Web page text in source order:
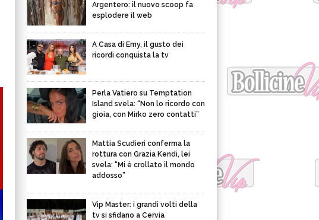
Argentero: il nuovo scoop fa
esplodere il web
A Casa di Emy, il gusto dei
ricordi conquista la tv
Perla Vatiero su Temptation
Island svela: “Non lo ricordo con
gioia, con Mirko zero contatti”
Mattia Scudieri conferma la
rottura con Grazia Kendi, lei
svela: “Mi è crollato il mondo
addosso”
Vip Master: i grandi volti della
tv si sfidano a Cervia